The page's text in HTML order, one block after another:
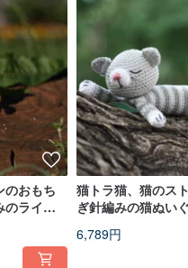
のおもち
のライオ
ちゃ
猫トラ猫、猫のス
ぎ針編みの猫ぬい
6,789円